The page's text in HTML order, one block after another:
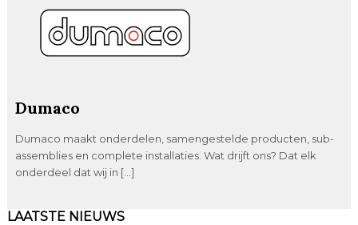
Dumaco
Dumaco maakt onderdelen, samengestelde producten, sub-
assemblies en complete installaties. Wat drijft ons? Dat elk
onderdeel dat wij in […]
LAATSTE NIEUWS